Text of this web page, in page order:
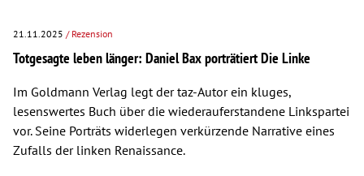
21.11.2025 / Rezension
Totgesagte leben länger: Daniel Bax porträtiert Die Linke
Im Goldmann Verlag legt der taz-Autor ein kluges,
lesenswertes Buch über die wiederauferstandene Linkspartei
vor. Seine Porträts widerlegen verkürzende Narrative eines
Zufalls der linken Renaissance.